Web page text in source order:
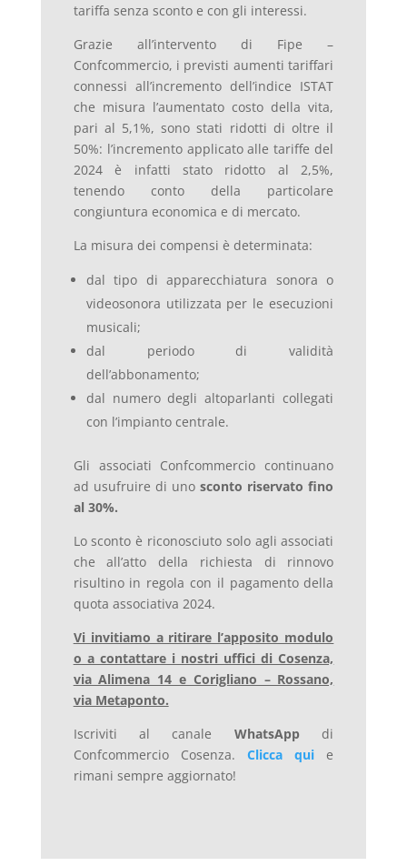
tariffa senza sconto e con gli interessi.
Grazie all’intervento di Fipe –
Confcommercio, i previsti aumenti tariffari
connessi all’incremento dell’indice ISTAT
che misura l’aumentato costo della vita,
pari al 5,1%, sono stati ridotti di oltre il
50%: l’incremento applicato alle tariffe del
2024 è infatti stato ridotto al 2,5%,
tenendo conto della particolare
congiuntura economica e di mercato.
La misura dei compensi è determinata:
dal tipo di apparecchiatura sonora o
videosonora utilizzata per le esecuzioni
musicali;
dal periodo di validità
dell’abbonamento;
dal numero degli altoparlanti collegati
con l’impianto centrale.
Gli associati Confcommercio continuano
ad usufruire di unosconto riservato fino
al 30%.
Lo sconto è riconosciuto solo agli associati
che all’atto della richiesta di rinnovo
risultino in regola con il pagamento della
quota associativa 2024.
Vi invitiamo a ritirare l’apposito modulo
o a contattare i nostri uffici di Cosenza,
via Alimena 14 e Corigliano – Rossano,
via Metaponto.
Iscriviti al canale WhatsAppdi
Confcommercio Cosenza. Clicca qui e
rimani sempre aggiornato!